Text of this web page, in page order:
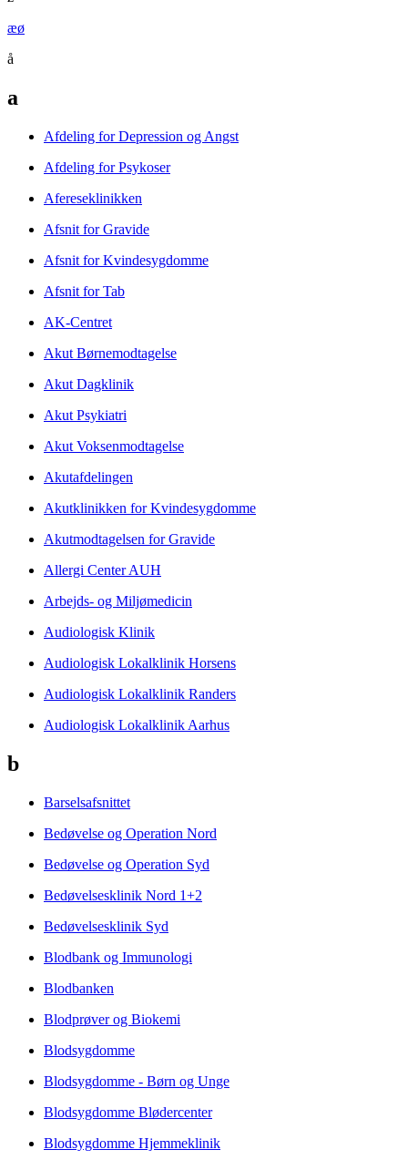
æø
å
a
Afdeling for Depression og Angst
Afdeling for Psykoser
Afereseklinikken
Afsnit for Gravide
Afsnit for Kvindesygdomme
Afsnit for Tab
AK-Centret
Akut Børnemodtagelse
Akut Dagklinik
Akut Psykiatri
Akut Voksenmodtagelse
Akutafdelingen
Akutklinikken for Kvindesygdomme
Akutmodtagelsen for Gravide
Allergi Center AUH
Arbejds- og Miljømedicin
Audiologisk Klinik
Audiologisk Lokalklinik Horsens
Audiologisk Lokalklinik Randers
Audiologisk Lokalklinik Aarhus
b
Barselsafsnittet
Bedøvelse og Operation Nord
Bedøvelse og Operation Syd
Bedøvelsesklinik Nord 1+2
Bedøvelsesklinik Syd
Blodbank og Immunologi
Blodbanken
Blodprøver og Biokemi
Blodsygdomme
Blodsygdomme - Børn og Unge
Blodsygdomme Blødercenter
Blodsygdomme Hjemmeklinik